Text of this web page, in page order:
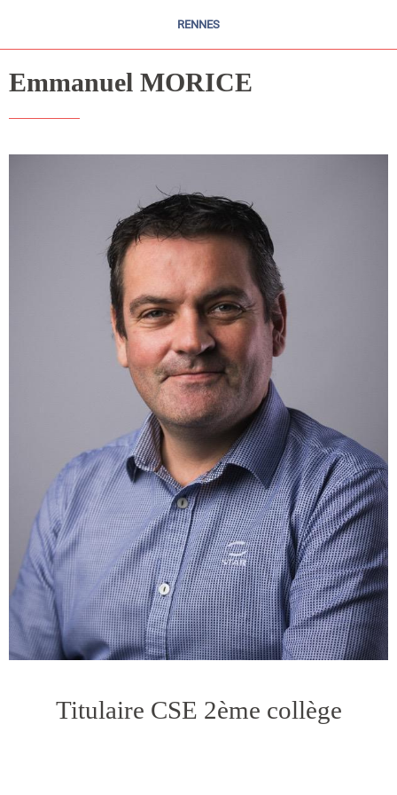
RENNES
Emmanuel MORICE
Titulaire CSE 2ème collège